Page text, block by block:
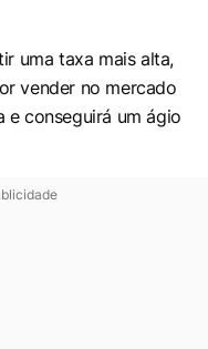
uma taxa mais alta,
vender no mercado
e conseguirá um ágio